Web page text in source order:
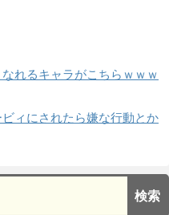
れるキャラがこちらｗｗｗ
ビィにされたら嫌な行動とか